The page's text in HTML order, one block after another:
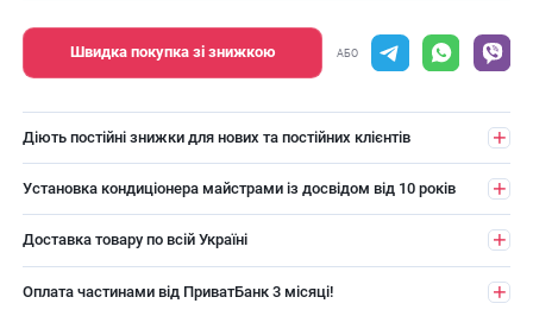
Швидка покупка зі знижкою АБО
Діють постійні знижки для нових та постійних клієнтів
Установка кондиціонера майстрами із досвідом від 10 років
Доставка товару по всій Україні
Оплата частинами від ПриватБанк 3 місяці!